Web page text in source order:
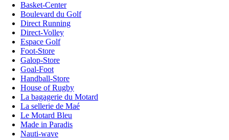
Basket-Center
Boulevard du Golf
Direct Running
Direct-Volley
Espace Golf
Foot-Store
Galop-Store
Goal-Foot
Handball-Store
House of Rugby
La bagagerie du Motard
La sellerie de Maé
Le Motard Bleu
Made in Paradis
Nauti-wave